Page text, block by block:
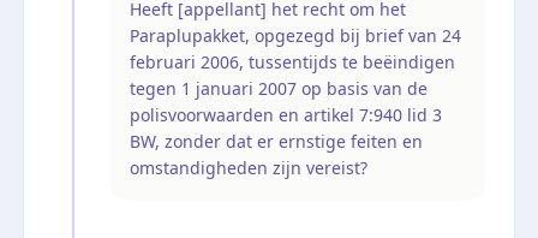
Heeft [appellant] het recht om het
Paraplupakket, opgezegd bij brief van 24
februari 2006, tussentijds te beëindigen
tegen 1 januari 2007 op basis van de
polisvoorwaarden en artikel 7:940 lid 3
BW, zonder dat er ernstige feiten en
omstandigheden zijn vereist?